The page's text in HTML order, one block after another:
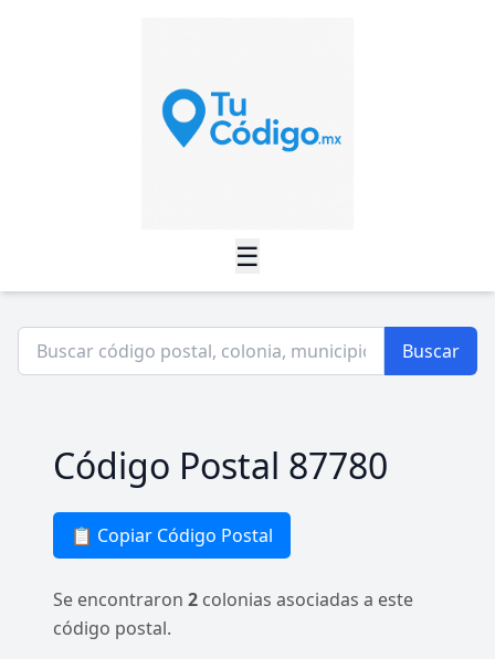
☰
Buscar
Código Postal 87780
📋 Copiar Código Postal
Se encontraron 2 colonias asociadas a este
código postal.